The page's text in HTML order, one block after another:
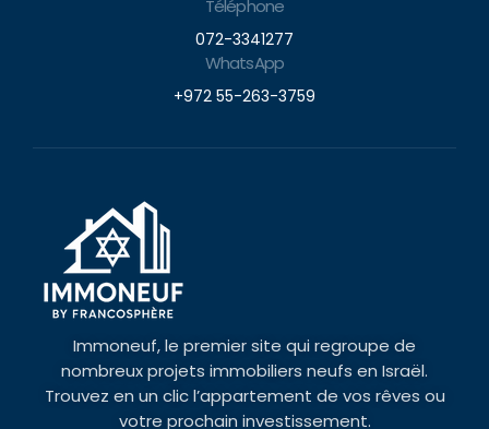
Téléphone
072-3341277
WhatsApp
+972 55-263-3759
Immoneuf, le premier site qui regroupe de
nombreux projets immobiliers neufs en Israël.
Trouvez en un clic l’appartement de vos rêves ou
votre prochain investissement.